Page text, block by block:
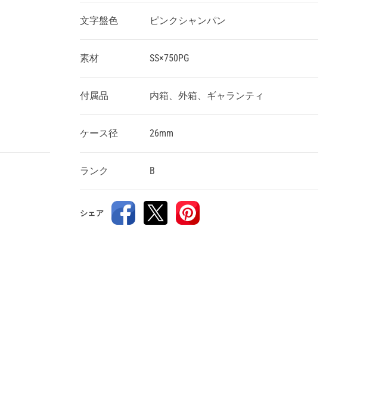
文字盤色 ピンクシャンパン
素材 SS×750PG
付属品 内箱、外箱、ギャランティ
ケース径 26mm
ランク B
シェア